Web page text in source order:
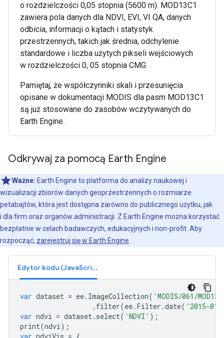
o rozdzielczości 0,05 stopnia (5600 m). MOD13C1
zawiera pola danych dla NDVI, EVI, VI QA, danych
odbicia, informacji o kątach i statystyk
przestrzennych, takich jak średnia, odchylenie
standardowe i liczba użytych pikseli wejściowych
w rozdzielczości 0, 05 stopnia CMG.
Pamiętaj, że współczynniki skali i przesunięcia
opisane w dokumentacji MODIS dla pasm MOD13C1
są już stosowane do zasobów wczytywanych do
Earth Engine.
Odkrywaj za pomocą Earth Engine
Ważne: Earth Engine to platforma do analizy naukowej i
wizualizacji zbiorów danych geoprzestrzennych o rozmiarze
petabajtów, która jest dostępna zarówno do publicznego użytku, jak
i dla firm oraz organów administracji. Z Earth Engine można korzystać
bezpłatnie w celach badawczych, edukacyjnych i non-profit. Aby
rozpocząć, zarejestruj się w Earth Engine
Edytor kodu (JavaScript)
var dataset = ee. ImageCollection( 'MODIS/061/
. filter(ee. Filter .date( '2015-
var ndvi = dataset. select( 'NDVI' );
print(ndvi);